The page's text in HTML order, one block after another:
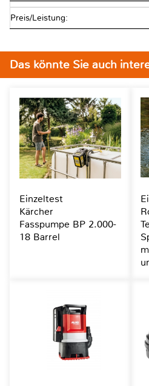
Preis/Leistung:
Das könnte Sie auch
Einzeltest
Kärcher
Fasspumpe BP 2.000-
18 Barrel